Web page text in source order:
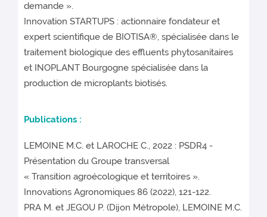
demande ».
Innovation STARTUPS : actionnaire fondateur et
expert scientifique de BIOTISA®, spécialisée dans le
traitement biologique des effluents phytosanitaires
et INOPLANT Bourgogne spécialisée dans la
production de microplants biotisés.
Publications :
LEMOINE M.C. et LAROCHE C., 2022 : PSDR4 -
Présentation du Groupe transversal
« Transition agroécologique et territoires ».
Innovations Agronomiques 86 (2022), 121-122.
PRA M. et JEGOU P. (Dijon Métropole), LEMOINE M.C.